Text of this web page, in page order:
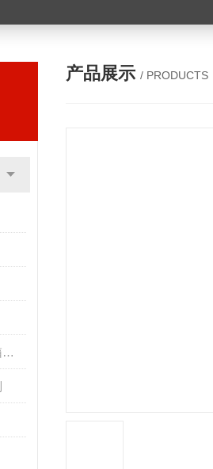
拉力机配套液氮高低温试验箱系列
产品展示 / PRODUCTS